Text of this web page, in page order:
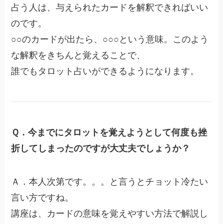
占う人は、与えられたカードを解釈できればいい
のです。
○○のカードが出たら、○○○という意味。このよう
な解釈をきちんと覚えることで、
誰でもタロット占いができるようになります。
Ｑ．今までにタロットを覚えようとして何度も挫
折してしまったのですが大丈夫でしょうか？
Ａ．本人次第です。。。と言うとチョット冷たい
言い方ですね。
講座は、カードの意味を覚えやすい方法で解説し